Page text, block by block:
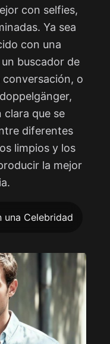
con selfies,
Ya sea
con una
buscador de
o
clara que se
diferentes
limpios y los
la mejor
una Celebridad